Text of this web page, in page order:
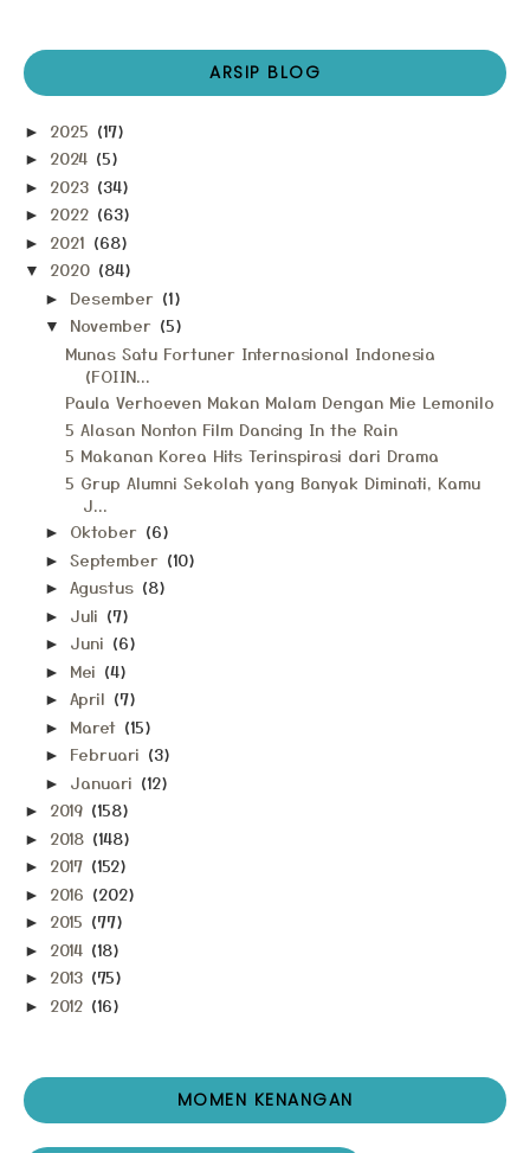
ARSIP BLOG
► 2025 (17)
► 2024 (5)
► 2023 (34)
► 2022 (63)
► 2021 (68)
▼ 2020 (84)
► Desember (1)
▼ November (5)
Munas Satu Fortuner Internasional Indonesia
(FOIIN...
Paula Verhoeven Makan Malam Dengan Mie Lemonilo
5 Alasan Nonton Film Dancing In the Rain
5 Makanan Korea Hits Terinspirasi dari Drama
5 Grup Alumni Sekolah yang Banyak Diminati, Kamu
J...
► Oktober (6)
► September (10)
► Agustus (8)
► Juli (7)
► Juni (6)
► Mei (4)
► April (7)
► Maret (15)
► Februari (3)
► Januari (12)
► 2019 (158)
► 2018 (148)
► 2017 (152)
► 2016 (202)
► 2015 (77)
► 2014 (18)
► 2013 (75)
► 2012 (16)
MOMEN KENANGAN